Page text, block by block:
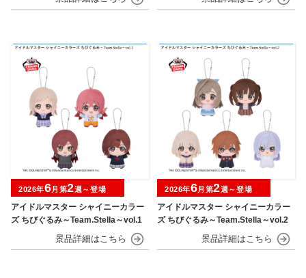
アイドルマスター シャイニーカラー
ズ ちびぐるみ～Team.Stella～vol.1
2026年6月第2週～登場
アイドルマスター シャイニーカラー
ズ ちびぐるみ～Team.Stella～vol.2
2026年6月第2週～登場